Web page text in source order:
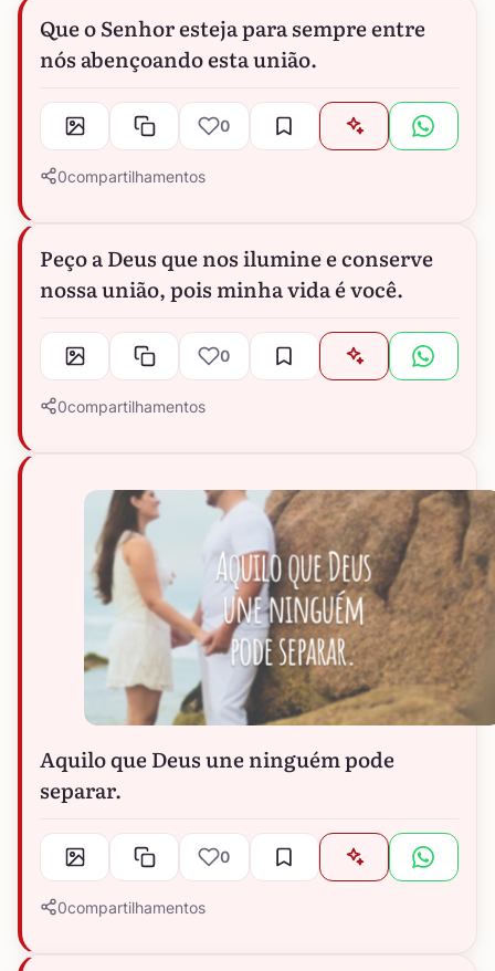
Que o Senhor esteja para sempre entre
nós abençoando esta união.
0
0compartilhamentos
Peço a Deus que nos ilumine e conserve
nossa união, pois minha vida é você.
0
0compartilhamentos
Aquilo que Deus une ninguém pode
separar.
0
0compartilhamentos